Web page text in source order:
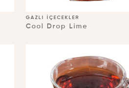
GAZLI İÇECEKLER
Cool Drop Lime